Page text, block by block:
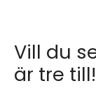
Vill du
är tre till!